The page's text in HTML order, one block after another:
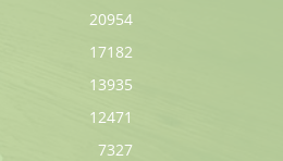
20954
17182
13935
12471
7327